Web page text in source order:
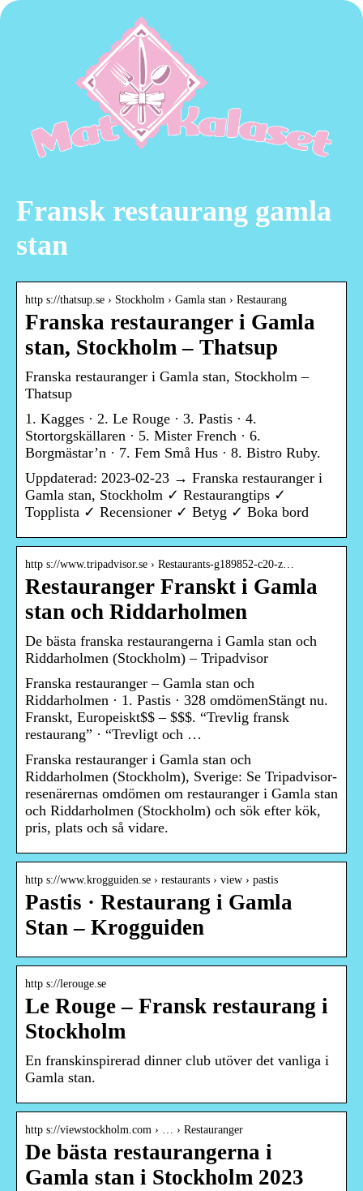
Fransk restaurang gamla
stan
http s://thatsup.se › Stockholm › Gamla stan › Restaurang
Franska restauranger i Gamla
stan, Stockholm – Thatsup
Franska restauranger i Gamla stan, Stockholm –
Thatsup
1. Kagges · 2. Le Rouge · 3. Pastis · 4.
Stortorgskällaren · 5. Mister French · 6.
Borgmästar’n · 7. Fem Små Hus · 8. Bistro Ruby.
Uppdaterad: 2023-02-23 → Franska restauranger i
Gamla stan, Stockholm ✓ Restaurangtips ✓
Topplista ✓ Recensioner ✓ Betyg ✓ Boka bord
http s://www.tripadvisor.se › Restaurants-g189852-c20-z…
Restauranger Franskt i Gamla
stan och Riddarholmen
De bästa franska restaurangerna i Gamla stan och
Riddarholmen (Stockholm) – Tripadvisor
Franska restauranger – Gamla stan och
Riddarholmen · 1. Pastis · 328 omdömenStängt nu.
Franskt, Europeiskt$$ – $$$. “Trevlig fransk
restaurang” · “Trevligt och …
Franska restauranger i Gamla stan och
Riddarholmen (Stockholm), Sverige: Se Tripadvisor-
resenärernas omdömen om restauranger i Gamla stan
och Riddarholmen (Stockholm) och sök efter kök,
pris, plats och så vidare.
http s://www.krogguiden.se › restaurants › view › pastis
Pastis · Restaurang i Gamla
Stan – Krogguiden
http s://lerouge.se
Le Rouge – Fransk restaurang i
Stockholm
En franskinspirerad dinner club utöver det vanliga i
Gamla stan.
http s://viewstockholm.com › … › Restauranger
De bästa restaurangerna i
Gamla stan i Stockholm 2023